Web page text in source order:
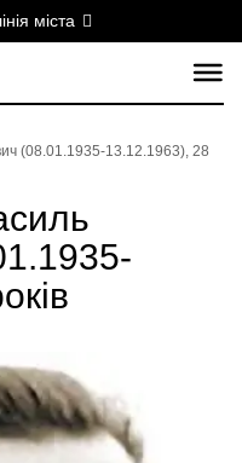
міста
(08.01.1935-13.12.1963), 28